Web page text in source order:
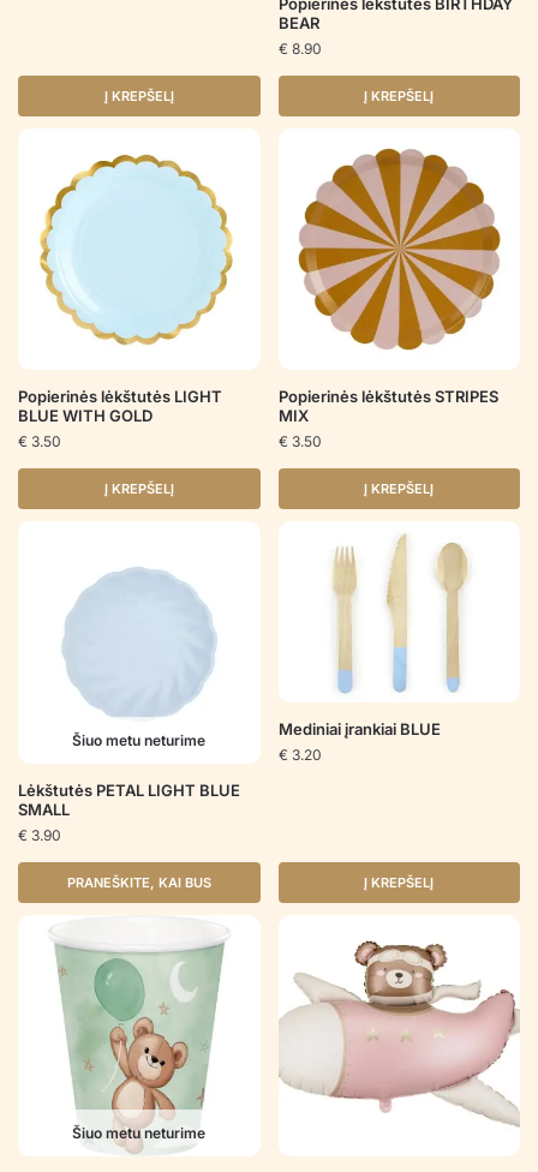
Į KREPŠELĮ
BEAR
€ 8.90
Į KREPŠELĮ
Popierinės lėkštutės LIGHT
BLUE WITH GOLD
€ 3.50
Į KREPŠELĮ
Popierinės lėkštutės STRIPES
MIX
€ 3.50
Į KREPŠELĮ
Šiuo metu neturime
Lėkštutės PETAL LIGHT BLUE
SMALL
€ 3.90
PRANEŠKITE, KAI BUS
Mediniai įrankiai BLUE
€ 3.20
Į KREPŠELĮ
Šiuo metu neturime